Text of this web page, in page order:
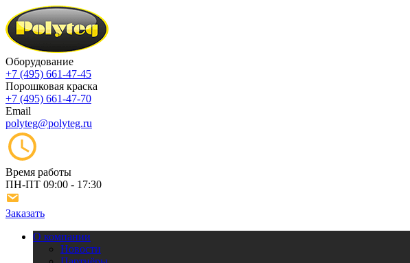
Оборудование
+7 (495) 661-47-45
Порошковая краска
+7 (495) 661-47-70
Email
polyteg@polyteg.ru
Время работы
ПН-ПТ 09:00 - 17:30
Заказать
О компании
Новости